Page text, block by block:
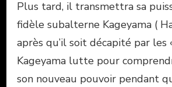
Plus tard, il transmettra sa
fidèle subalterne Kageyama (
après qu’il soit décapité par les
Kageyama lutte pour
son nouveau pouvoir pendant